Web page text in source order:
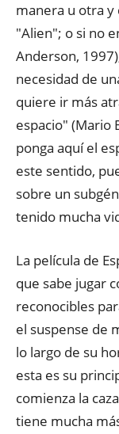
manera u otra
"Alien"; o si no
Anderson,
necesidad de
quiere ir más
espacio" (Mario
ponga aquí el
este sentido,
sobre un
tenido mucha
La película de
que sabe jugar
reconocibles
el suspense de
lo largo de su
esta es su
comienza la
tiene mucha